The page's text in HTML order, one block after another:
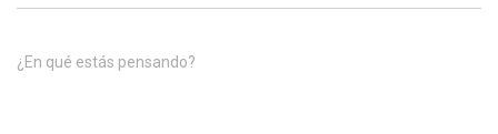
¿En qué estás pensando?